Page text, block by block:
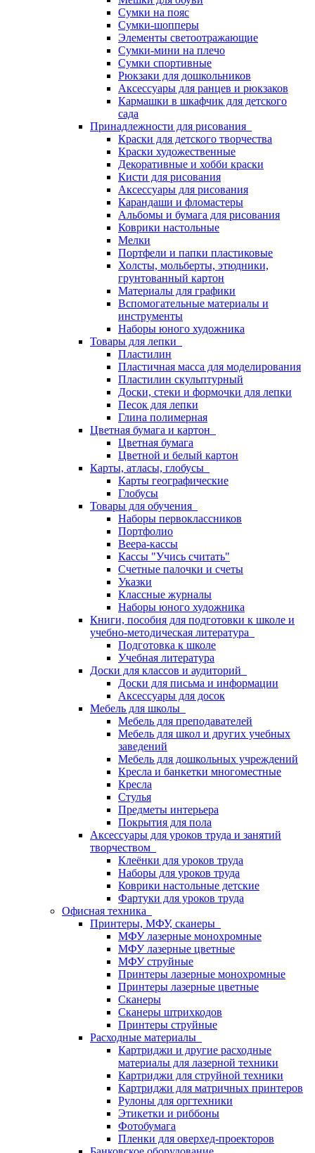
Сумки на пояс
Сумки-шопперы
Элементы светоотражающие
Сумки-мини на плечо
Сумки спортивные
Рюкзаки для дошкольников
Аксессуары для ранцев и рюкзаков
Кармашки в шкафчик для детского
сада
Принадлежности для рисования
Краски для детского творчества
Краски художественные
Декоративные и хобби краски
Кисти для рисования
Аксессуары для рисования
Карандаши и фломастеры
Альбомы и бумага для рисования
Коврики настольные
Мелки
Портфели и папки пластиковые
Холсты, мольберты, этюдники,
грунтованный картон
Материалы для графики
Вспомогательные материалы и
инструменты
Наборы юного художника
Товары для лепки
Пластилин
Пластичная масса для моделирования
Пластилин скульптурный
Доски, стеки и формочки для лепки
Песок для лепки
Глина полимерная
Цветная бумага и картон
Цветная бумага
Цветной и белый картон
Карты, атласы, глобусы
Карты географические
Глобусы
Товары для обучения
Наборы первоклассников
Портфолио
Веера-кассы
Кассы "Учись считать"
Счетные палочки и счеты
Указки
Классные журналы
Наборы юного художника
Книги, пособия для подготовки к школе и
учебно-методическая литература
Подготовка к школе
Учебная литература
Доски для классов и аудиторий
Доски для письма и информации
Аксессуары для досок
Мебель для школы
Мебель для преподавателей
Мебель для школ и других учебных
заведений
Мебель для дошкольных учреждений
Кресла и банкетки многоместные
Кресла
Стулья
Предметы интерьера
Покрытия для пола
Аксессуары для уроков труда и занятий
творчеством
Клеёнки для уроков труда
Наборы для уроков труда
Коврики настольные детские
Фартуки для уроков труда
Офисная техника
Принтеры, МФУ, сканеры
МФУ лазерные монохромные
МФУ лазерные цветные
МФУ струйные
Принтеры лазерные монохромные
Принтеры лазерные цветные
Сканеры
Сканеры штрихкодов
Принтеры струйные
Расходные материалы
Картриджи и другие расходные
материалы для лазерной техники
Картриджи для струйной техники
Картриджи для матричных принтеров
Рулоны для оргтехники
Этикетки и риббоны
Фотобумага
Пленки для оверхед-проекторов